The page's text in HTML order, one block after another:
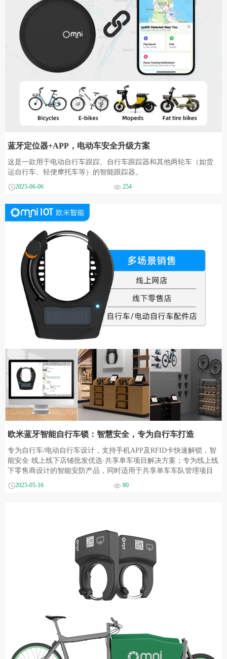
蓝牙定位器+APP，电动车安全升级方案
这是一款用于电动自行车跟踪、自行车跟踪器和其他两轮车（如货
运自行车、轻便摩托车等）的智能跟踪器。
2025-06-06 254
欧米蓝牙智能自行车锁：智慧安全，专为自行车打造
专为自行车/电动自行车设计，支持手机APP及RFID卡快速解锁，智
能安全·线上线下店铺批发优选·共享单车项目解决方案；专为线上线
下零售商设计的智能安防产品，同时适用于共享单车车队管理项目
2025-05-16 80